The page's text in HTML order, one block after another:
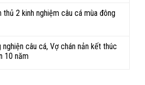
thủ 2 kinh nghiệm câu cá mùa đông
nghiện câu cá, Vợ chán nản kết thúc
10 năm